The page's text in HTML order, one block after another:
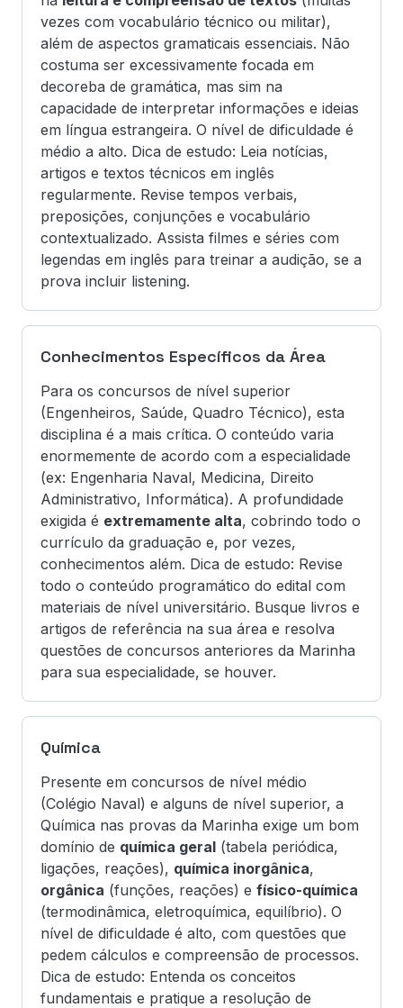
vezes com vocabulário técnico ou militar),
além de aspectos gramaticais essenciais. Não
costuma ser excessivamente focada em
decoreba de gramática, mas sim na
capacidade de interpretar informações e ideias
em língua estrangeira. O nível de dificuldade é
médio a alto. Dica de estudo: Leia notícias,
artigos e textos técnicos em inglês
regularmente. Revise tempos verbais,
preposições, conjunções e vocabulário
contextualizado. Assista filmes e séries com
legendas em inglês para treinar a audição, se a
prova incluir listening.
Conhecimentos Específicos da Área
Para os concursos de nível superior
(Engenheiros, Saúde, Quadro Técnico), esta
disciplina é a mais crítica. O conteúdo varia
enormemente de acordo com a especialidade
(ex: Engenharia Naval, Medicina, Direito
Administrativo, Informática). A profundidade
exigida é extremamente alta, cobrindo todo o
currículo da graduação e, por vezes,
conhecimentos além. Dica de estudo: Revise
todo o conteúdo programático do edital com
materiais de nível universitário. Busque livros e
artigos de referência na sua área e resolva
questões de concursos anteriores da Marinha
para sua especialidade, se houver.
Química
Presente em concursos de nível médio
(Colégio Naval) e alguns de nível superior, a
Química nas provas da Marinha exige um bom
domínio de química geral (tabela periódica,
ligações, reações), química inorgânica,
orgânica (funções, reações) e físico-química
(termodinâmica, eletroquímica, equilíbrio). O
nível de dificuldade é alto, com questões que
pedem cálculos e compreensão de processos.
Dica de estudo: Entenda os conceitos
fundamentais e pratique a resolução de